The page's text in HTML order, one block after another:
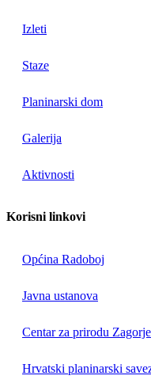
Izleti
Staze
Planinarski dom
Galerija
Aktivnosti
Korisni linkovi
Općina Radoboj
Javna ustanova
Centar za prirodu Zagorje
Hrvatski planinarski